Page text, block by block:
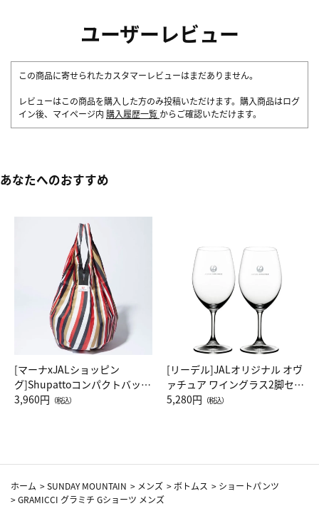
ユーザーレビュー
この商品に寄せられたカスタマーレビューはまだありません。
レビューはこの商品を購入した方のみ投稿いただけます。購入商品はログ
イン後、マイページ内 購入履歴一覧 からご確認いただけます。
あなたへのおすすめ
[マーナxJALショッピン
グ]Shupattoコンパクトバッグ
Drop JAL客室乗務員（LC）ス
3,960円 （税込）
[リーデル]JALオリジナル オヴ
ァチュア ワイングラス2脚セッ
ト（レッドワイン）
5,280円 （税込）
ホーム >SUNDAY MOUNTAIN > メンズ > ボトムス > ショートパンツ
>GRAMICCI グラミチ Gショーツ メンズ